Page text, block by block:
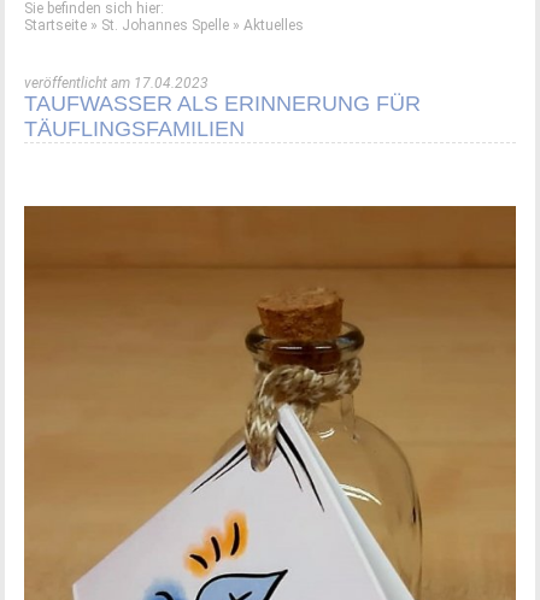
Sie befinden sich hier:
Startseite » St. Johannes Spelle »Aktuelles
veröffentlicht am 17.04.2023
TAUFWASSER ALS ERINNERUNG FÜR
TÄUFLINGSFAMILIEN